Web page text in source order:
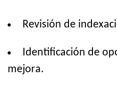
Revisión de
Identificación de
mejora.